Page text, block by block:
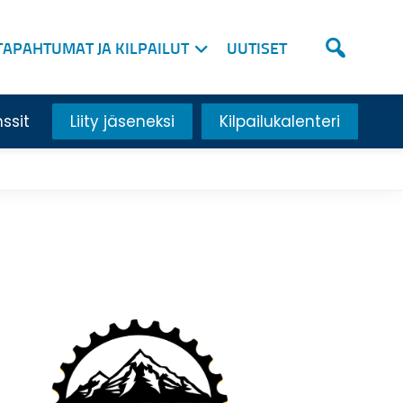
JA KILPAILUT UUTISET
Liity jäseneksi Kilpailukalenteri